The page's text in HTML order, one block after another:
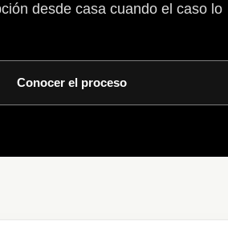
desde casa cuando el caso lo
Conocer el proceso